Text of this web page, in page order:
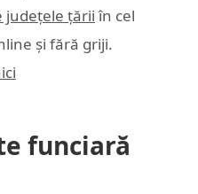
județele țării în cel
și fără griji.
funciară